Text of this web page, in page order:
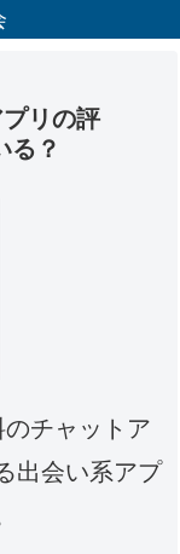
リの評
る？
のチャットア
出会い系アプ